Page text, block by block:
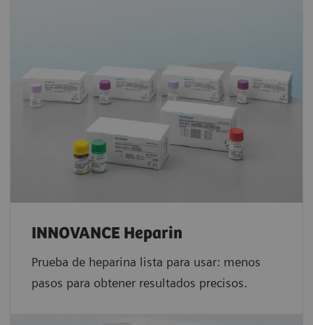
INNOVANCE Heparin
Prueba de heparina lista para usar: menos
pasos para obtener resultados precisos.